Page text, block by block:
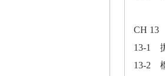
CH 13
13-1
13-2